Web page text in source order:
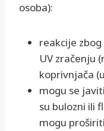
osoba):
reakcije
UV zračenju
koprivnjača
mogu se
su bulozni ili
mogu